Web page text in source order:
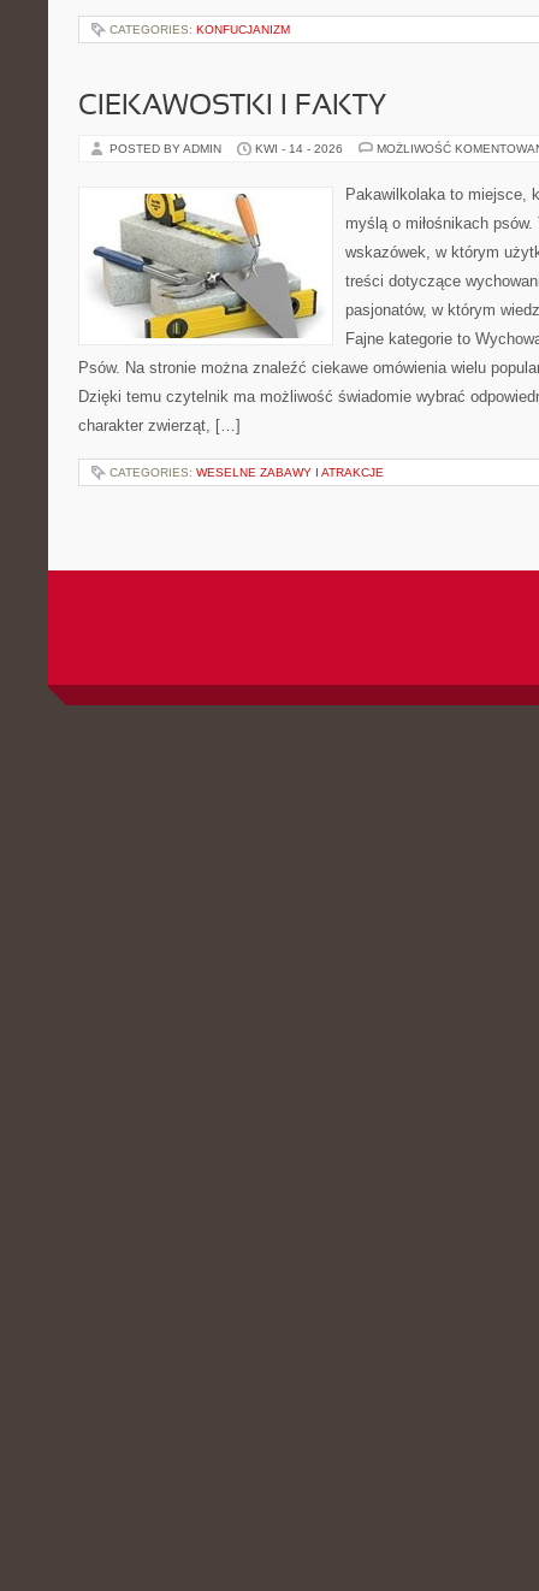
CATEGORIES: KONFUCJANIZM
CIEKAWOSTKI I FAKTY
POSTED BY ADMIN KWI - 14 - 2026 MOŻLIWOŚĆ
Pakawilkolaka to miejsce,
myślą o miłośnikach
wskazówek, w którym
treści dotyczące
pasjonatów, w którym
Fajne kategorie to
Psów. Na stronie można znaleźć ciekawe omówienia wielu
Dzięki temu czytelnik ma możliwość świadomie wybrać
charakter zwierząt, […]
CATEGORIES: WESELNE ZABAWY I ATRAKCJE